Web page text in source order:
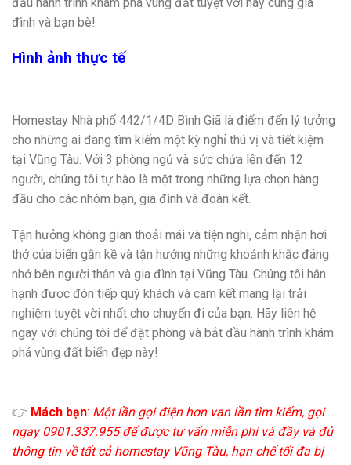
đình và bạn bè!
Hình ảnh thực tế
Homestay Nhà phố 442/1/4D Bình Giã là điểm đến lý tưởng
cho những ai đang tìm kiếm một kỳ nghỉ thú vị và tiết kiệm
tại Vũng Tàu. Với 3 phòng ngủ và sức chứa lên đến 12
người, chúng tôi tự hào là một trong những lựa chọn hàng
đầu cho các nhóm bạn, gia đình và đoàn kết.
Tận hưởng không gian thoải mái và tiện nghi, cảm nhận hơi
thở của biển gần kề và tận hưởng những khoảnh khắc đáng
nhớ bên người thân và gia đình tại Vũng Tàu. Chúng tôi hân
hạnh được đón tiếp quý khách và cam kết mang lại trải
nghiệm tuyệt vời nhất cho chuyến đi của bạn. Hãy liên hệ
ngay với chúng tôi để đặt phòng và bắt đầu hành trình khám
phá vùng đất biển đẹp này!
👉 Mách bạn: Một lần gọi điện hơn vạn lần tìm kiếm, gọi
ngay 0901.337.955 để được tư vấn miễn phí và đầy và đủ
thông tin về tất cả homestay Vũng Tàu, hạn chế tối đa bị